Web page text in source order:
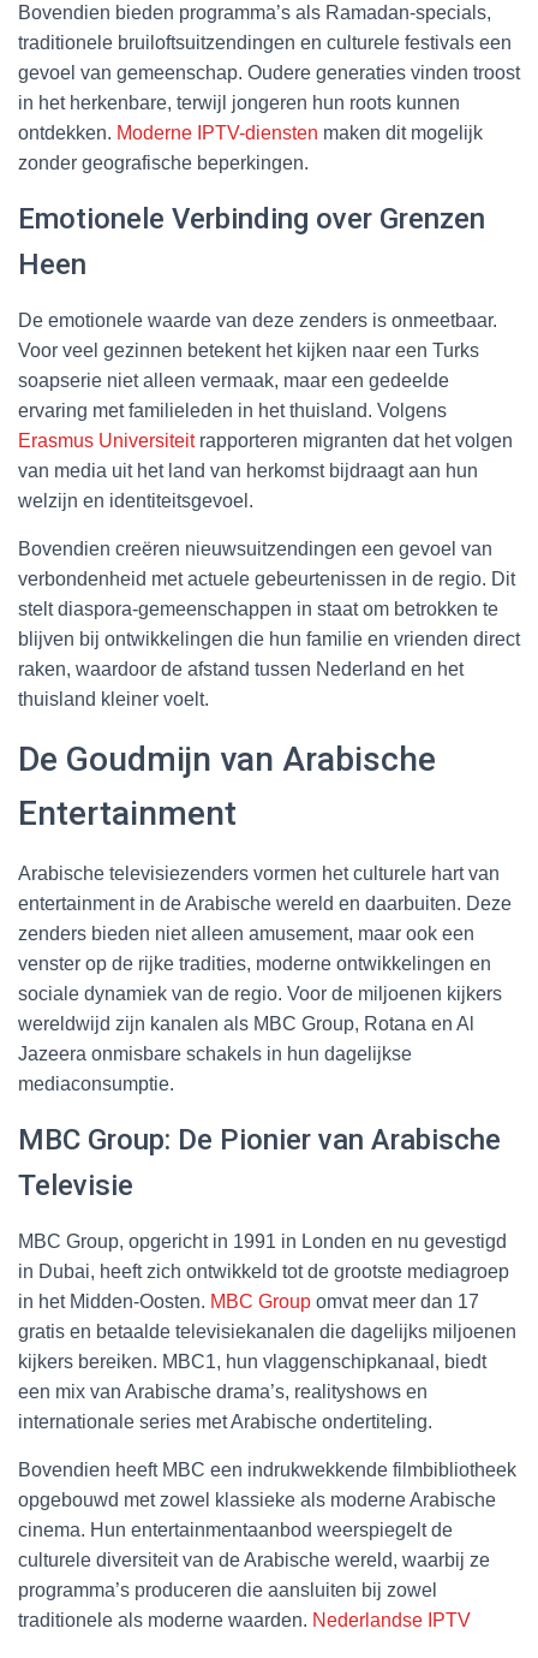
Bovendien bieden programma’s als Ramadan-specials,
traditionele bruiloftsuitzendingen en culturele festivals een
gevoel van gemeenschap. Oudere generaties vinden troost
in het herkenbare, terwijl jongeren hun roots kunnen
ontdekken. Moderne IPTV-diensten maken dit mogelijk
zonder geografische beperkingen.
Emotionele Verbinding over Grenzen
Heen
De emotionele waarde van deze zenders is onmeetbaar.
Voor veel gezinnen betekent het kijken naar een Turks
soapserie niet alleen vermaak, maar een gedeelde
ervaring met familieleden in het thuisland. Volgens
Erasmus Universiteitrapporteren migranten dat het volgen
van media uit het land van herkomst bijdraagt aan hun
welzijn en identiteitsgevoel.
Bovendien creëren nieuwsuitzendingen een gevoel van
verbondenheid met actuele gebeurtenissen in de regio. Dit
stelt diaspora-gemeenschappen in staat om betrokken te
blijven bij ontwikkelingen die hun familie en vrienden direct
raken, waardoor de afstand tussen Nederland en het
thuisland kleiner voelt.
De Goudmijn van Arabische
Entertainment
Arabische televisiezenders vormen het culturele hart van
entertainment in de Arabische wereld en daarbuiten. Deze
zenders bieden niet alleen amusement, maar ook een
venster op de rijke tradities, moderne ontwikkelingen en
sociale dynamiek van de regio. Voor de miljoenen kijkers
wereldwijd zijn kanalen als MBC Group, Rotana en Al
Jazeera onmisbare schakels in hun dagelijkse
mediaconsumptie.
MBC Group: De Pionier van Arabische
Televisie
MBC Group, opgericht in 1991 in Londen en nu gevestigd
in Dubai, heeft zich ontwikkeld tot de grootste mediagroep
in het Midden-Oosten. MBC Group omvat meer dan 17
gratis en betaalde televisiekanalen die dagelijks miljoenen
kijkers bereiken. MBC1, hun vlaggenschipkanaal, biedt
een mix van Arabische drama’s, realityshows en
internationale series met Arabische ondertiteling.
Bovendien heeft MBC een indrukwekkende filmbibliotheek
opgebouwd met zowel klassieke als moderne Arabische
cinema. Hun entertainmentaanbod weerspiegelt de
culturele diversiteit van de Arabische wereld, waarbij ze
programma’s produceren die aansluiten bij zowel
traditionele als moderne waarden. Nederlandse IPTV